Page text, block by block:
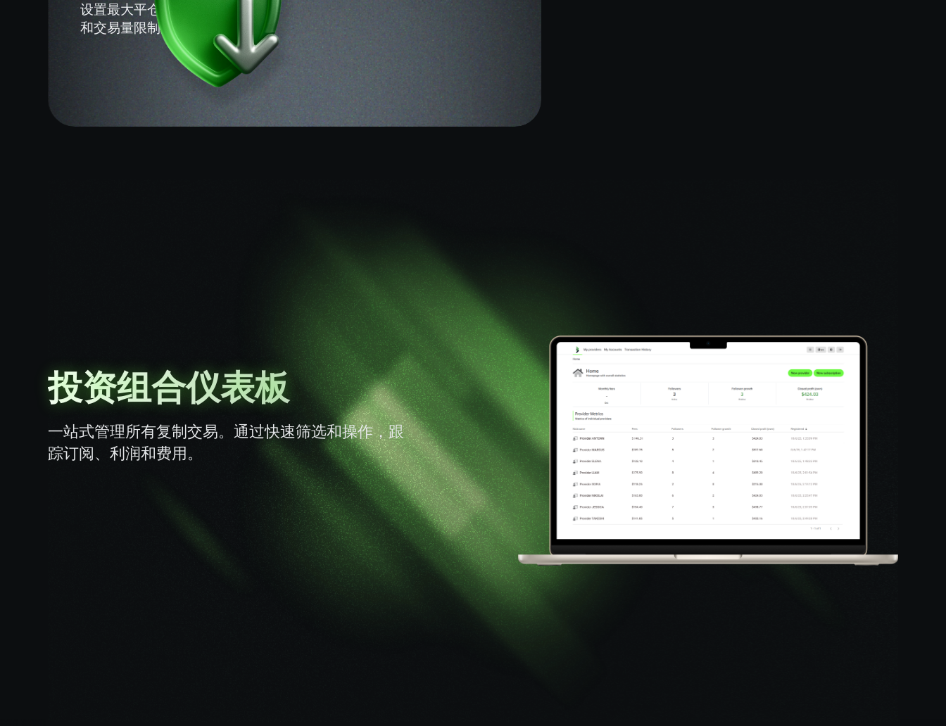
设置最大平仓/停止复制
和交易量限制。
投资组合仪表板
一站式管理所有复制交易。通过快速筛选和操作，跟
踪订阅、利润和费用。